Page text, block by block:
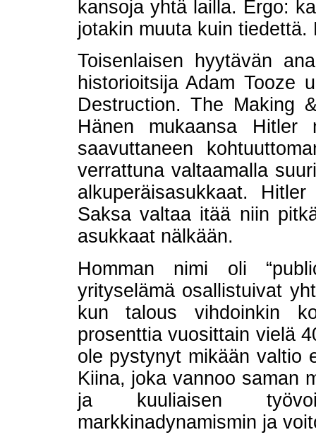
kansoja yhtä lailla. Ergo:
jotakin muuta kuin tiedettä.
Toisenlaisen hyytävän
historioitsija Adam Tooze
Destruction. The Making
Hänen mukaansa Hitler
saavuttaneen
verrattuna valtaamalla
alkuperäisasukkaat.
Saksa valtaa itää niin
asukkaat nälkään.
Homman nimi oli
yrityselämä osallistuivat
kun talous vihdoinkin
prosenttia vuosittain vielä
ole pystynyt mikään valtio
Kiina, joka vannoo saman
ja kuuliaisen
markkinadynamismin ja